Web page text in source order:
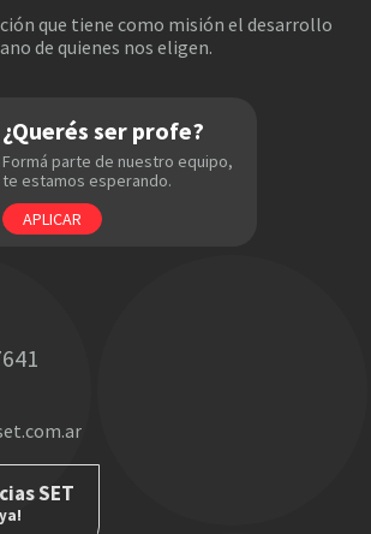
que tiene como misión el desarrollo
de quienes nos eligen.
¿Querés ser profe?
Formá parte de nuestro equipo,
te estamos esperando.
APLICAR
SET